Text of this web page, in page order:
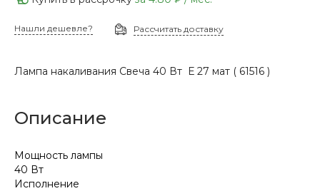
Нашли дешевле? Рассчитать доставку
Лампа накаливания Свеча 40 Вт Е 27 мат ( 61516 )
Описание
Мощность лампы
40 Вт
Исполнение